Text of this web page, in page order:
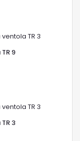
9
3